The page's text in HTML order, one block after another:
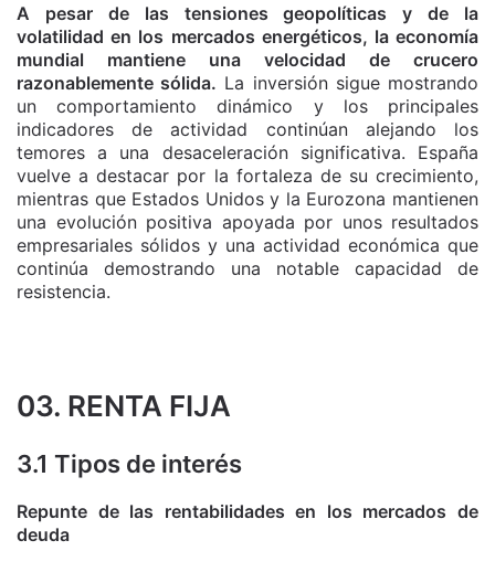
A pesar de las tensiones geopolíticas y de la
volatilidad en los mercados energéticos, la economía
mundial mantiene una velocidad de crucero
razonablemente sólida. La inversión sigue mostrando
un comportamiento dinámico y los principales
indicadores de actividad continúan alejando los
temores a una desaceleración significativa. España
vuelve a destacar por la fortaleza de su crecimiento,
mientras que Estados Unidos y la Eurozona mantienen
una evolución positiva apoyada por unos resultados
empresariales sólidos y una actividad económica que
continúa demostrando una notable capacidad de
resistencia.
03. RENTA FIJA
3.1 Tipos de interés
Repunte de las rentabilidades en los mercados de
deuda